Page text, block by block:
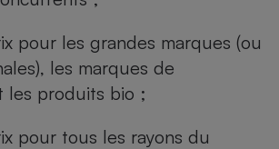
pour les grandes marques (ou
les marques de
les produits bio ;
pour tous les rayons du